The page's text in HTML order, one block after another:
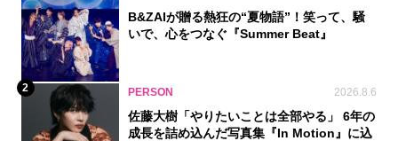
B&ZAIが贈る熱狂の“夏物語”！笑って、騒
いで、心をつなぐ『Summer Beat』
2 PERSON 2026.8.6
佐藤大樹「やりたいことは全部やる」 6年の
成長を詰め込んだ写真集『In Motion』に込